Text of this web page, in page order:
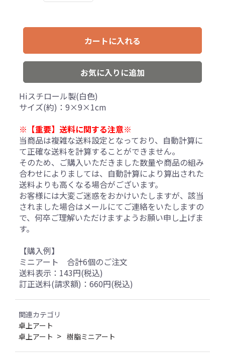
カートに入れる
お気に入りに追加
Hiスチロール製(白色)
サイズ(約)：9×9×1cm
※【重要】送料に関する注意※
当商品は複雑な送料設定となっており、自動計算に
て正確な送料を計算することができません。
そのため、ご購入いただきました数量や商品の組み
合わせによりましては、自動計算により算出された
送料よりも高くなる場合がございます。
お客様には大変ご迷惑をおかけいたしますが、該当
されました場合はメールにてご連絡をいたしますの
で、何卒ご理解いただけますようお願い申し上げま
す。
【購入例】
ミニアート 合計6個のご注文
送料表示：143円(税込)
訂正送料(請求額)：660円(税込)
関連カテゴリ
卓上アート
卓上アート
樹脂ミニアート